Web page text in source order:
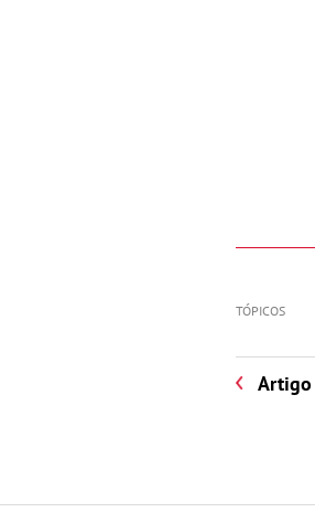
TÓPICOS